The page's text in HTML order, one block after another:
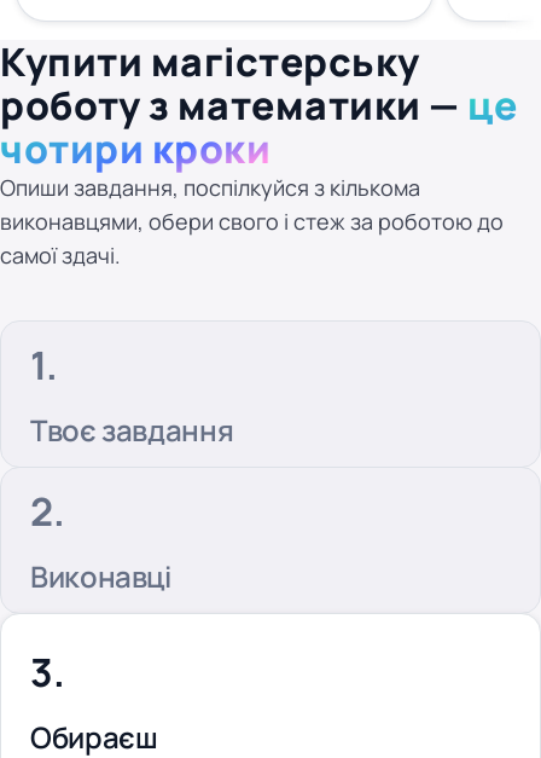
Купити магістерську
роботу з математики — це
чотири кроки
Опиши завдання, поспілкуйся з кількома
виконавцями, обери свого і стеж за роботою до
самої здачі.
Твоє завдання
Виконавці
Обираєш